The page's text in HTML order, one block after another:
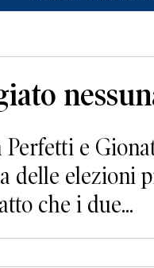
e
delle elezioni
che i due...